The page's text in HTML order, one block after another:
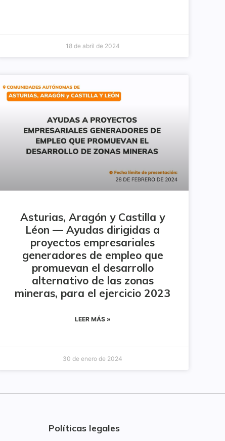
18 de abril de 2024
Asturias, Aragón y Castilla y
Léon — Ayudas dirigidas a
proyectos empresariales
generadores de empleo que
promuevan el desarrollo
alternativo de las zonas
mineras, para el ejercicio 2023
LEER MÁS »
30 de enero de 2024
Políticas legales